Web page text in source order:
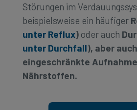
Störungen im
beispielsweise ein häufiger
unter Reflux)oder auch
unter Durchfall), aber
eingeschränkte
Nährstoffen.